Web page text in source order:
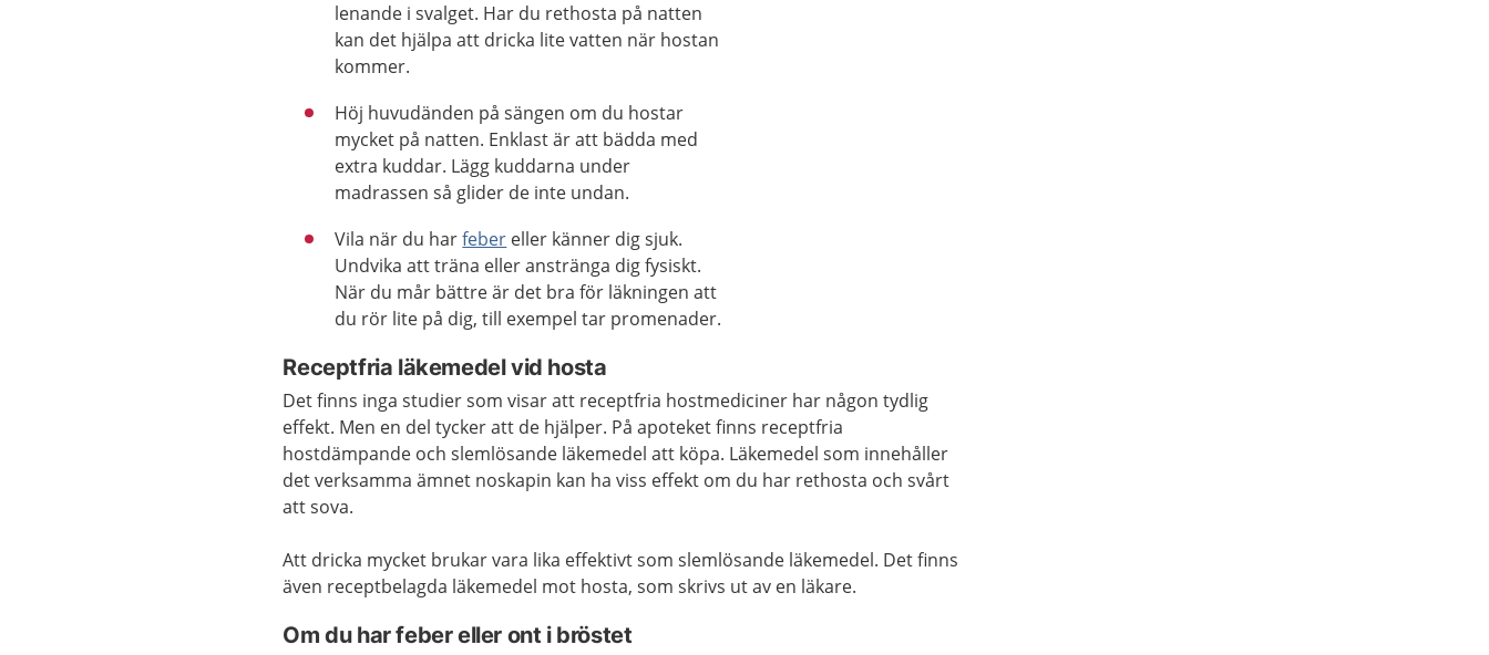
lenande i svalget. Har du rethosta på natten
kan det hjälpa att dricka lite vatten när hostan
kommer.
Höj huvudänden på sängen om du hostar
mycket på natten. Enklast är att bädda med
extra kuddar. Lägg kuddarna under
madrassen så glider de inte undan.
Vila när du harfeber eller känner dig sjuk.
Undvika att träna eller anstränga dig fysiskt.
När du mår bättre är det bra för läkningen att
du rör lite på dig, till exempel tar promenader.
Receptfria läkemedel vid hosta
Det finns inga studier som visar att receptfria hostmediciner har någon tydlig
effekt. Men en del tycker att de hjälper. På apoteket finns receptfria
hostdämpande och slemlösande läkemedel att köpa. Läkemedel som innehåller
det verksamma ämnet noskapin kan ha viss effekt om du har rethosta och svårt
att sova.
Att dricka mycket brukar vara lika effektivt som slemlösande läkemedel. Det finns
även receptbelagda läkemedel mot hosta, som skrivs ut av en läkare.
Om du har feber eller ont i bröstet